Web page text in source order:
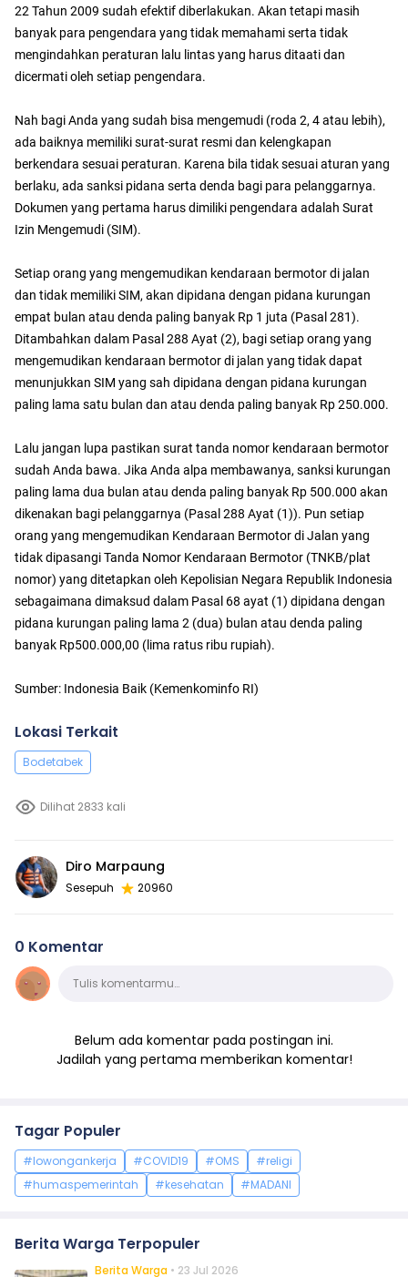
22 Tahun 2009 sudah efektif diberlakukan. Akan tetapi masih
banyak para pengendara yang tidak memahami serta tidak
mengindahkan peraturan lalu lintas yang harus ditaati dan
dicermati oleh setiap pengendara.
Nah bagi Anda yang sudah bisa mengemudi (roda 2, 4 atau lebih),
ada baiknya memiliki surat-surat resmi dan kelengkapan
berkendara sesuai peraturan. Karena bila tidak sesuai aturan yang
berlaku, ada sanksi pidana serta denda bagi para pelanggarnya.
Dokumen yang pertama harus dimiliki pengendara adalah Surat
Izin Mengemudi (SIM).
Setiap orang yang mengemudikan kendaraan bermotor di jalan
dan tidak memiliki SIM, akan dipidana dengan pidana kurungan
empat bulan atau denda paling banyak Rp 1 juta (Pasal 281).
Ditambahkan dalam Pasal 288 Ayat (2), bagi setiap orang yang
mengemudikan kendaraan bermotor di jalan yang tidak dapat
menunjukkan SIM yang sah dipidana dengan pidana kurungan
paling lama satu bulan dan atau denda paling banyak Rp 250.000.
Lalu jangan lupa pastikan surat tanda nomor kendaraan bermotor
sudah Anda bawa. Jika Anda alpa membawanya, sanksi kurungan
paling lama dua bulan atau denda paling banyak Rp 500.000 akan
dikenakan bagi pelanggarnya (Pasal 288 Ayat (1)). Pun setiap
orang yang mengemudikan Kendaraan Bermotor di Jalan yang
tidak dipasangi Tanda Nomor Kendaraan Bermotor (TNKB/plat
nomor) yang ditetapkan oleh Kepolisian Negara Republik Indonesia
sebagaimana dimaksud dalam Pasal 68 ayat (1) dipidana dengan
pidana kurungan paling lama 2 (dua) bulan atau denda paling
banyak Rp500.000,00 (lima ratus ribu rupiah).
Sumber: Indonesia Baik (Kemenkominfo RI)
Lokasi Terkait
Bodetabek
Dilihat 2833 kali
Diro Marpaung
Sesepuh 20960
0 Komentar
KomentarTulis komentarmu…
Belum ada komentar pada postingan ini.
Jadilah yang pertama memberikan komentar!
Tagar Populer
#lowongankerja #COVID19 #OMS
#religi
#humaspemerintah
#kesehatan #MADANI
Berita Warga Terpopuler
Berita Warga • 23 Jul 2026